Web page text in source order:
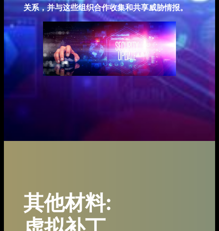
关系，并与这些组织合作收集和共享威胁情报。
其他材料: